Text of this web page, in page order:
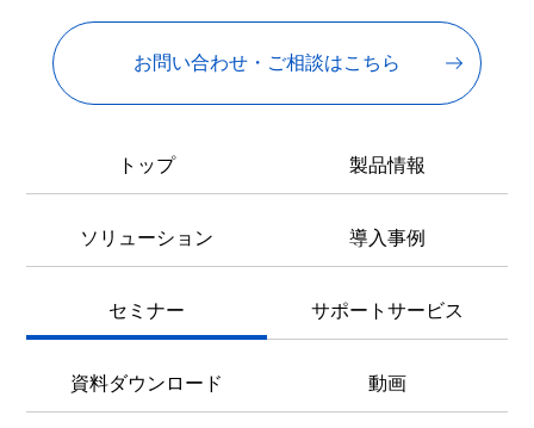
お問い合わせ・ご相談はこちら
トップ 製品情報
ソリューション 導入事例
セミナー サポートサービス
資料ダウンロード 動画